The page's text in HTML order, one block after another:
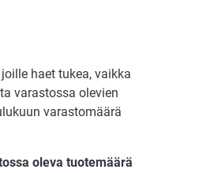
haet tukea, vaikka
varastossa olevien
varastomäärä
oleva tuotemäärä